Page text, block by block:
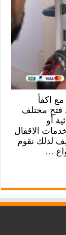
اكفأ
فتح مختلف
أو
الاقفال
لذلك نقوم
…